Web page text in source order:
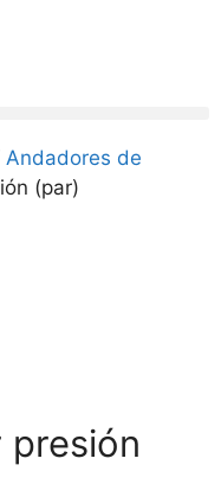
Andadores de
(par)
presión